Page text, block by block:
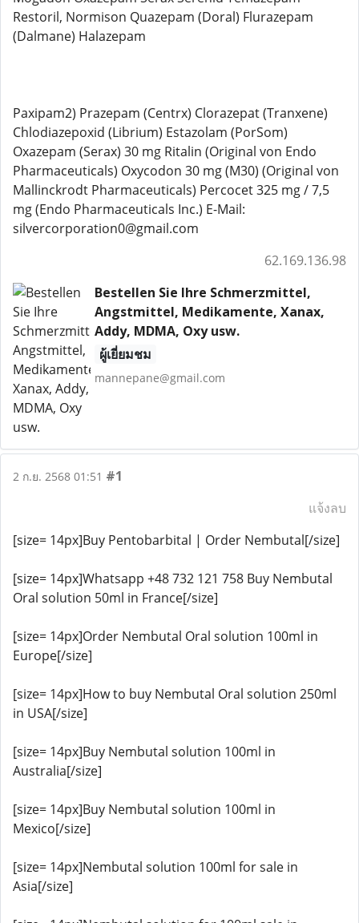
Restoril, Normison Quazepam (Doral) Flurazepam
(Dalmane) Halazepam
Paxipam2) Prazepam (Centrx) Clorazepat (Tranxene)
Chlodiazepoxid (Librium) Estazolam (PorSom)
Oxazepam (Serax) 30 mg Ritalin (Original von Endo
Pharmaceuticals) Oxycodon 30 mg (M30) (Original von
Mallinckrodt Pharmaceuticals) Percocet 325 mg / 7,5
mg (Endo Pharmaceuticals Inc.) E-Mail:
silvercorporation0@gmail.com
62.169.136.98
Bestellen Sie Ihre Schmerzmittel,
Angstmittel, Medikamente, Xanax,
Addy, MDMA, Oxy usw.
ผู้เยี่ยมชม
mannepane@gmail.com
2 ก.ย. 2568 01:51 #1
แจ้งลบ
[size= 14px]Buy Pentobarbital | Order Nembutal[/size]
[size= 14px]Whatsapp +48 732 121 758 Buy Nembutal
Oral solution 50ml in France[/size]
[size= 14px]Order Nembutal Oral solution 100ml in
Europe[/size]
[size= 14px]How to buy Nembutal Oral solution 250ml
in USA[/size]
[size= 14px]Buy Nembutal solution 100ml in
Australia[/size]
[size= 14px]Buy Nembutal solution 100ml in
Mexico[/size]
[size= 14px]Nembutal solution 100ml for sale in
Asia[/size]